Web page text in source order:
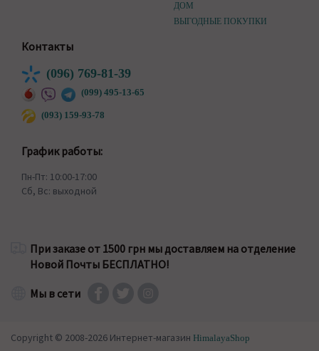
ДОМ
ВЫГОДНЫЕ ПОКУПКИ
Контакты
(096) 769-81-39
(099) 495-13-65
(093) 159-93-78
График работы:
Пн-Пт: 10:00-17:00
Сб, Вс: выходной
При заказе от 1500 грн мы доставляем на отделение
Новой Почты БЕСПЛАТНО!
Мы в сети
Copyright © 2008-2026 Интернет-магазин HimalayaShop